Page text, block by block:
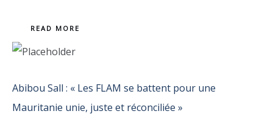
READ MORE
Abibou Sall : « Les FLAM se battent pour une
Mauritanie unie, juste et réconciliée »